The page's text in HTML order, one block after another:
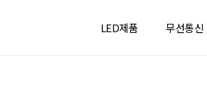
LED제품 무선통신